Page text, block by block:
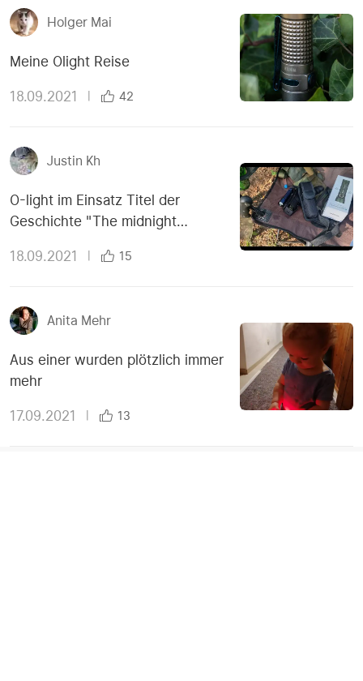
Holger Mai
Meine Olight Reise
18.09.2021 42
Justin Kh
O-light im Einsatz Titel der
Geschichte "The midnight
18.09.2021 15
Anita Mehr
Aus einer wurden plötzlich immer
mehr
17.09.2021 13